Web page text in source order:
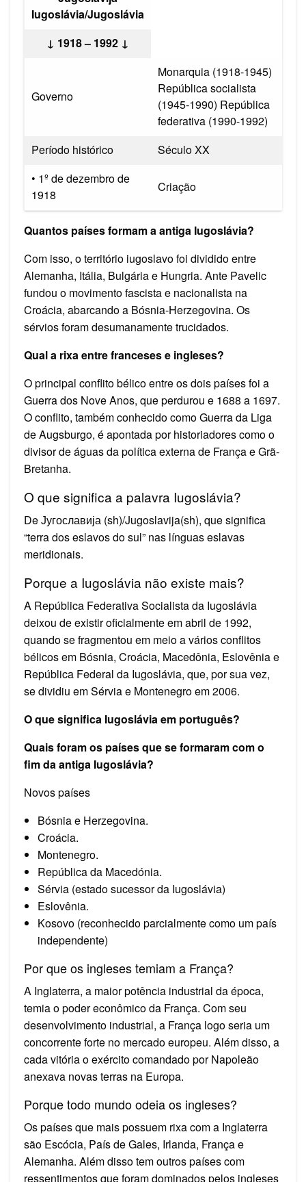
Iugoslávia/Jugoslávia
↓ 1918 – 1992 ↓
Governo
Monarquia (1918-1945)
República socialista
(1945-1990) República
federativa (1990-1992)
Período histórico
Século XX
• 1º de dezembro de
1918
Criação
Quantos países formam a antiga Iugoslávia?
Com isso, o território iugoslavo foi dividido entre
Alemanha, Itália, Bulgária e Hungria. Ante Pavelic
fundou o movimento fascista e nacionalista na
Croácia, abarcando a Bósnia-Herzegovina. Os
sérvios foram desumanamente trucidados.
Qual a rixa entre franceses e ingleses?
O principal conflito bélico entre os dois países foi a
Guerra dos Nove Anos, que perdurou e 1688 a 1697.
O conflito, também conhecido como Guerra da Liga
de Augsburgo, é apontada por historiadores como o
divisor de águas da política externa de França e Grã-
Bretanha.
O que significa a palavra Iugoslávia?
De Југославија (sh)/Jugoslavija(sh), que significa
“terra dos eslavos do sul” nas línguas eslavas
meridionais.
Porque a Iugoslávia não existe mais?
A República Federativa Socialista da Iugoslávia
deixou de existir oficialmente em abril de 1992,
quando se fragmentou em meio a vários conflitos
bélicos em Bósnia, Croácia, Macedônia, Eslovênia e
República Federal da Iugoslávia, que, por sua vez,
se dividiu em Sérvia e Montenegro em 2006.
O que significa Iugoslávia em português?
Quais foram os países que se formaram com o
fim da antiga Iugoslávia?
Novos países
Bósnia e Herzegovina.
Croácia.
Montenegro.
República da Macedónia.
Sérvia (estado sucessor da Iugoslávia)
Eslovênia.
Kosovo (reconhecido parcialmente como um país
independente)
Por que os ingleses temiam a França?
A Inglaterra, a maior potência industrial da época,
temia o poder econômico da França. Com seu
desenvolvimento industrial, a França logo seria um
concorrente forte no mercado europeu. Além disso, a
cada vitória o exército comandado por Napoleão
anexava novas terras na Europa.
Porque todo mundo odeia os ingleses?
Os países que mais possuem rixa com a Inglaterra
são Escócia, País de Gales, Irlanda, França e
Alemanha. Além disso tem outros países com
ressentimentos que foram dominados pelos ingleses